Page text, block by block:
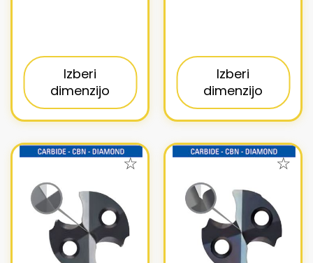
Izberi
dimenzijo
Izberi
dimenzijo